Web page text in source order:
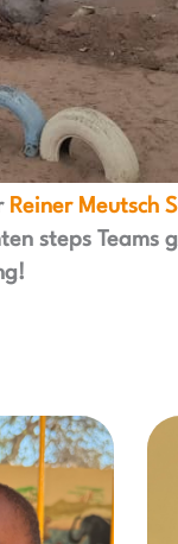
Reiner Meutsch
steps Teams